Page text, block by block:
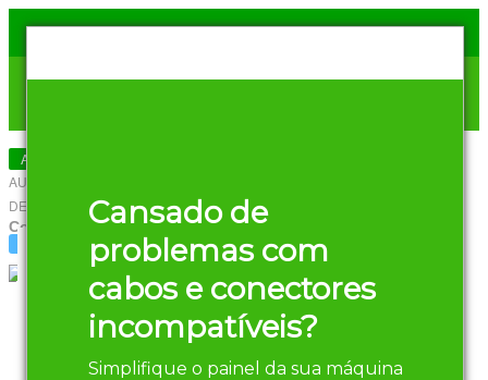
Cansado de
problemas com
cabos e conectores
incompatíveis?
Simplifique o painel da sua máquina
Artigos sobre Automação Industrial
AUTOR
DE JULHO DE 2018
Compartilhar
Facebook Linkedin
Sem Comentários
Qual é a Historia da
Automação Industrial
no Brasil?